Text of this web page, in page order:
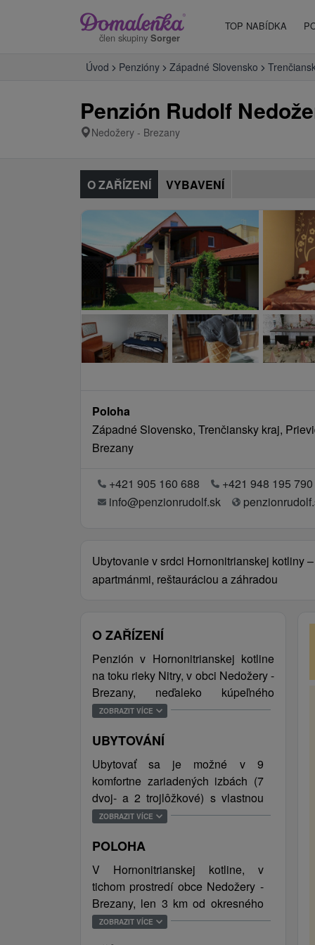
člen skupiny Sorger
TOP NABÍDKA
Úvod Penzióny Západné Slovensko
Penzión Rudolf
Nedožery - Brezany
O ZAŘÍZENÍ VYBAVENÍ
Poloha
Západné Slovensko, Trenčiansky kraj,
Brezany
+421 905 160 688
+421 948 195 790
info@penzionrudolf.sk
Ubytovanie v srdci Hornonitrianskej kotliny
apartmánmi, reštauráciou a záhradou
O ZAŘÍZENÍ
Penzión v Hornonitrianskej kotline
na toku rieky Nitry, v obci Nedožery -
Brezany, neďaleko kúpeľného
mestečka Bojnice, ponúka deväť
vlastným sociálnym zariadením a
dva apartmány s pohodlnou
spálňou, kuchynským kútom
prepojeným s obývacím priestorom
a kúpeľňou s toaletou. Každá izba
vrátane apartmánov disponuje
súkromnou teraskou s vonkajším
penziónu je aj reštaurácia, ktorej
súčasťou je bar, v lete zmrzlinový
salónik a terasa. V prípade záujmu
je možné poskytnúť kongresové a
ZOBRAZIT VÍCE
UBYTOVÁNÍ
Ubytovať sa je možné v 9
komfortne zariadených izbách (7
dvoj- a 2 trojlôžkové) s vlastnou
kúpeľňou a toaletou (sprchový kút,
apartmánoch s pohodlnou
dvojlôžkovou spálňou, obývacím
priestorom (TV, pohovka terasa)
prepojeným s plne vybaveným
kuchynským kútom s jedálenským
sedením a kúpeľňou (toaleta,
ZOBRAZIT VÍCE
POLOHA
V Hornonitrianskej kotline, v
tichom prostredí obce Nedožery -
Brezany, len 3 km od okresného
mesta Prievidza a 5 km od
ZOBRAZIT VÍCE